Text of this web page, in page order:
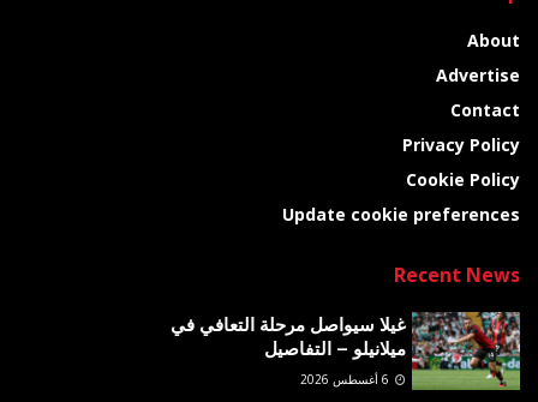
About
Advertise
Contact
Privacy Policy
Cookie Policy
Update cookie preferences
Recent News
غيلا سيواصل مرحلة التعافي في
ميلانيلو – التفاصيل